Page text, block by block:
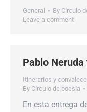
General By Círculo
Leave a comment
Pablo
Itinerarios y
By Círculo de poesía
En esta entrega